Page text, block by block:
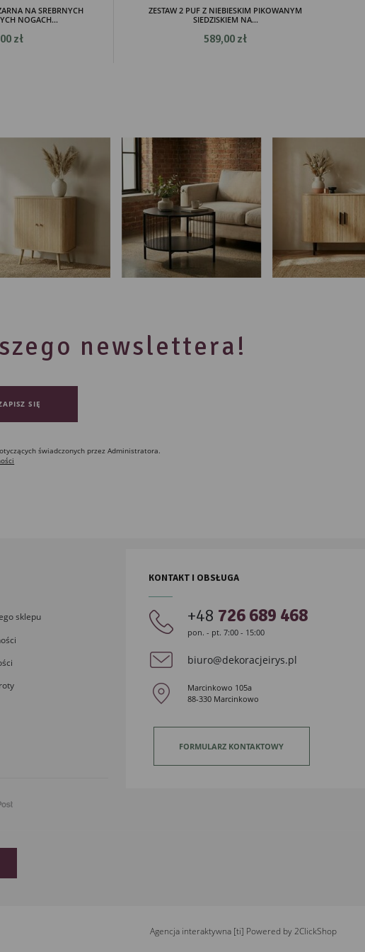
NA SREBRNYCH
NOGACH...
zł
ZESTAW 2 PUF Z NIEBIESKIM PIKOWANYM
SIEDZISKIEM NA...
589,00 zł
newslettera!
świadczonych przez Administratora.
sklepu
KONTAKT I OBSŁUGA
+48 726 689 468
pon. - pt. 7:00 - 15:00
biuro@dekoracjeirys.pl
Marcinkowo 105a
88-330 Marcinkowo
FORMULARZ KONTAKTOWY
Agencja interaktywna [ti] Powered by2ClickShop